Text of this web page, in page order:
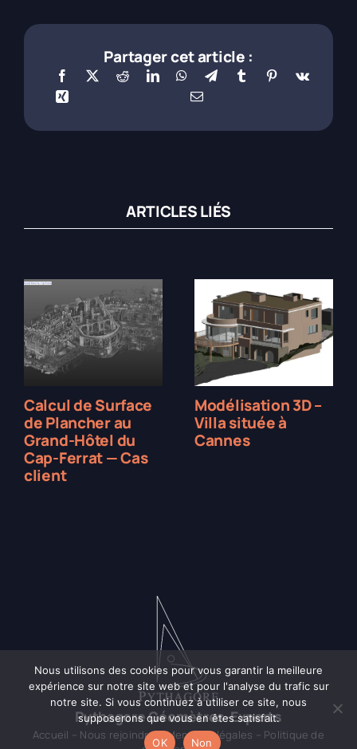
Partager cet article :
ARTICLES LIÉS
Calcul de Surface
de Plancher au
Grand-Hôtel du
Cap-Ferrat — Cas
client
Modélisation 3D –
Villa située à
Cannes
Pythagore Géomètres-Experts
Accueil – Nous rejoindre–Mentions légales – Politique de
Nous utilisons des cookies pour vous garantir la meilleure
expérience sur notre site web et pour l'analyse du trafic sur
notre site. Si vous continuez à utiliser ce site, nous
supposerons que vous en êtes satisfait.
OK
Non